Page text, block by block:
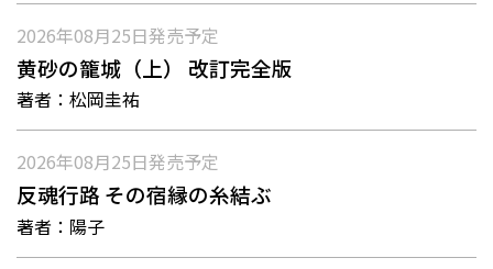
2026年08月25日発売予定
黄砂の籠城（上） 改訂完全版
著者： 松岡圭祐
2026年08月25日発売予定
反魂行路 その宿縁の糸結ぶ
著者： 陽子